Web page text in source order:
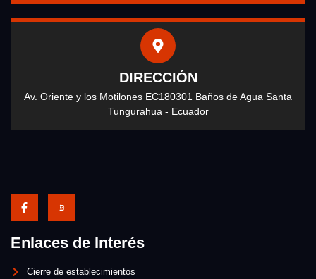
DIRECCIÓN
Av. Oriente y los Motilones EC180301 Baños de Agua Santa
Tungurahua - Ecuador
Enlaces de Interés
Cierre de establecimientos